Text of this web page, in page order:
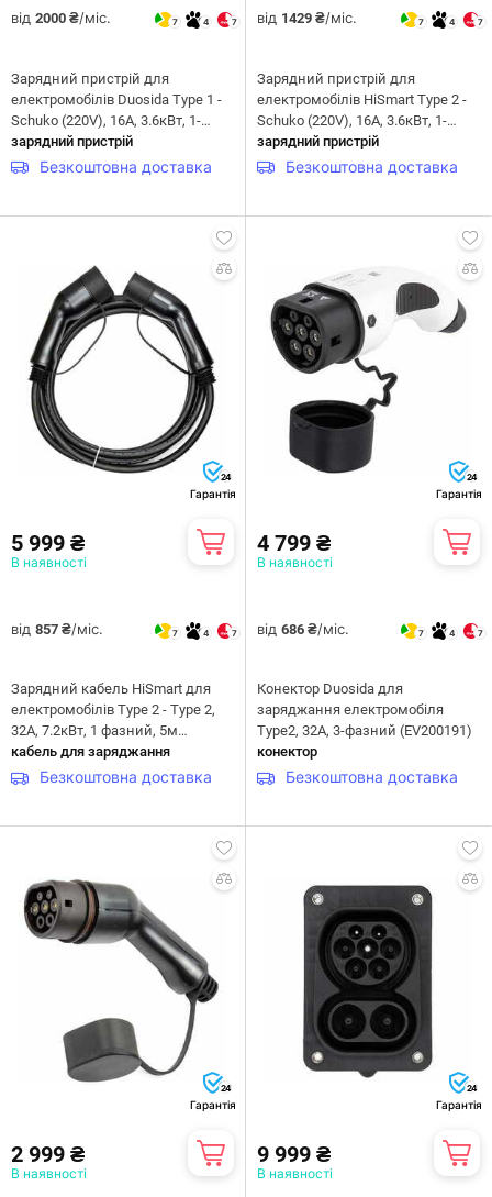
від 2000 ₴/міс. 7 4 7
Зарядний пристрій для
електромобілів Duosida Type 1 -
Schuko (220V), 16A, 3.6кВт, 1-
фазний, 5м (EV200269)
зарядний пристрій
Безкоштовна доставка
від 1429 ₴/міс. 7 4 7
Зарядний пристрій для
електромобілів HiSmart Type 2 -
Schuko (220V), 16A, 3.6кВт, 1-
фазний, 5м (EV200696)
зарядний пристрій
Безкоштовна доставка
24
Гарантія
5 999 ₴
В наявності
від 857 ₴/міс. 7 4 7
Зарядний кабель HiSmart для
електромобілів Type 2 - Type 2,
32A, 7.2кВт, 1 фазний, 5м
(EV200016)
кабель для заряджання
Безкоштовна доставка
24
Гарантія
4 799 ₴
В наявності
від 686 ₴/міс. 7 4 7
Конектор Duosida для
заряджання електромобіля
Type2, 32A, 3-фазний (EV200191)
конектор
Безкоштовна доставка
24
Гарантія
2 999 ₴
В наявності
24
Гарантія
9 999 ₴
В наявності